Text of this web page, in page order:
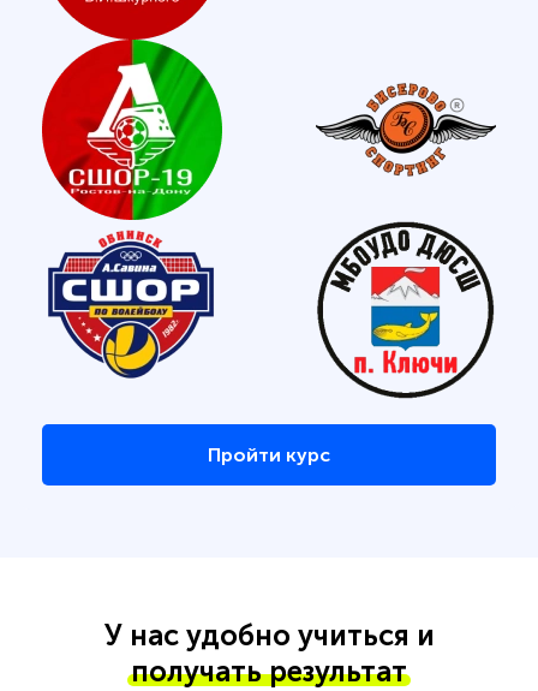
Пройти курс
У нас удобно учиться и
получать результат